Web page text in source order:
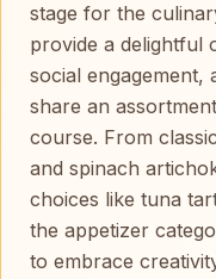
stage for the
provide a delightful
social engagement,
share an
course. From
and spinach
choices like tuna
the appetizer
to embrace